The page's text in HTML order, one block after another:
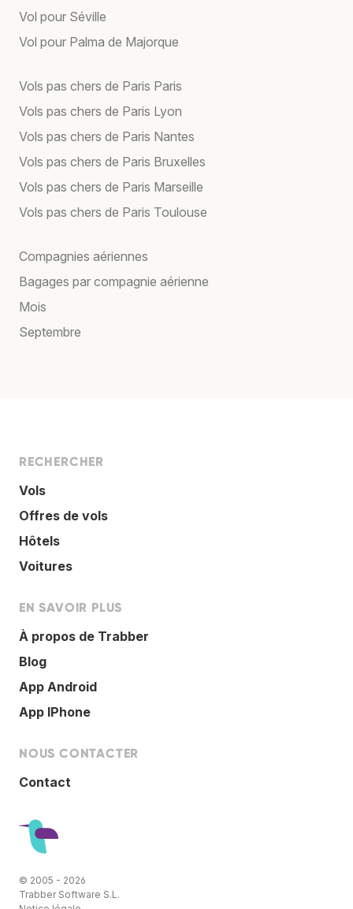
Vol pour Séville
Vol pour Palma de Majorque
Vols pas chers de Paris Paris
Vols pas chers de Paris Lyon
Vols pas chers de Paris Nantes
Vols pas chers de Paris Bruxelles
Vols pas chers de Paris Marseille
Vols pas chers de Paris Toulouse
Compagnies aériennes
Bagages par compagnie aérienne
Mois
Septembre
RECHERCHER
Vols
Offres de vols
Hôtels
Voitures
EN SAVOIR PLUS
À propos de Trabber
Blog
App Android
App IPhone
NOUS CONTACTER
Contact
© 2005 - 2026
Trabber Software S.L.